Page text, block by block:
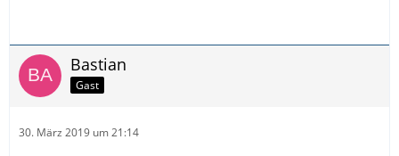
Bastian
Gast
30. März 2019 um 21:14